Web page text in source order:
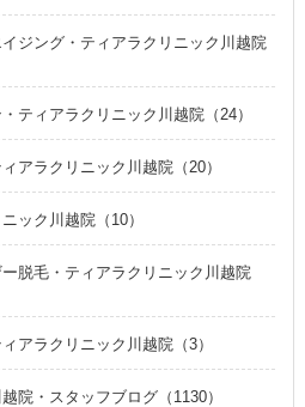
ジング・ティアラクリニック川越院
ティアラクリニック川越院（24）
アラクリニック川越院（20）
ック川越院（10）
脱毛・ティアラクリニック川越院
アラクリニック川越院（3）
院・スタッフブログ（1130）